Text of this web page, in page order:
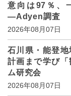
意向は97％、
―Adyen調査
2026年08月07日
石川県・能登
計画まで学び
ム研究会
2026年08月07日